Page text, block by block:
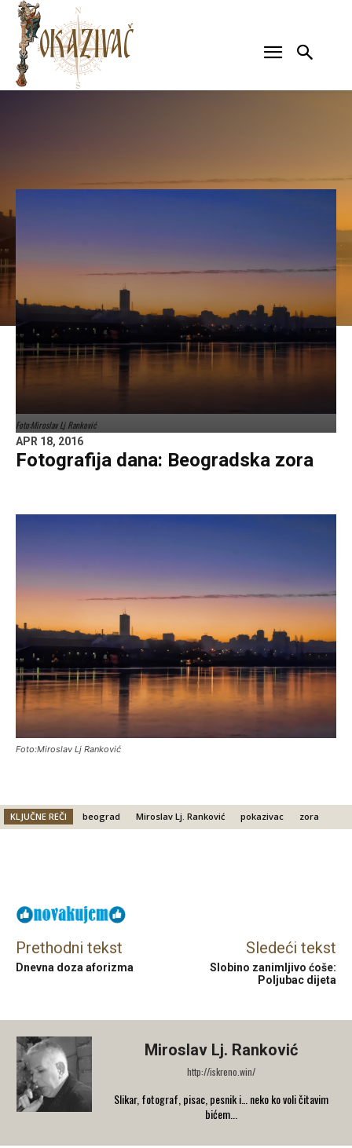
Foto:Miroslav Lj Ranković
APR 18, 2016
Fotografija dana: Beogradska zora
Foto:Miroslav Lj Ranković
KLJUČNE REČI beograd Miroslav Lj. Ranković pokazivac zora
Prethodni tekst
Dnevna doza aforizma
Sledeći tekst
Slobino zanimljivo ćoše:
Poljubac dijeta
Miroslav Lj. Ranković
http://iskreno.win/
Slikar, fotograf, pisac, pesnik i… neko ko voli čitavim
bićem...